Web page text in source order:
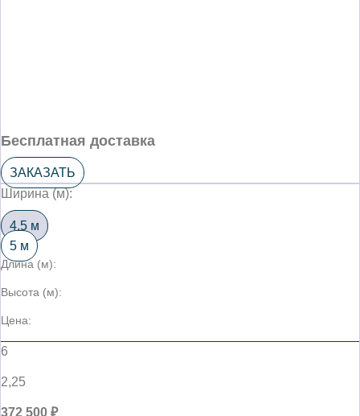
Бесплатная доставка
ЗАКАЗАТЬ
Ширина (м):
4,5 м
5 м
Длина (м):
Высота (м):
Цена:
6
2,25
372 500 ₽